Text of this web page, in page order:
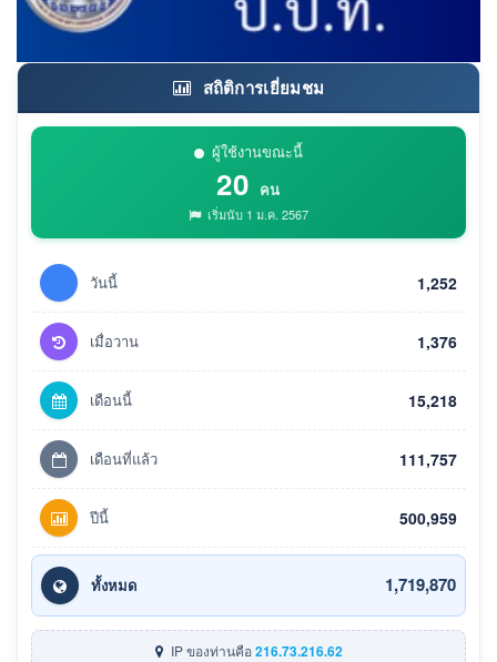
สถิติการเยี่ยมชม
ผู้ใช้งานขณะนี้
20 คน
เริ่มนับ 1 ม.ค. 2567
วันนี้ 1,252
เมื่อวาน 1,376
เดือนนี้ 15,218
เดือนที่แล้ว 111,757
ปีนี้ 500,959
ทั้งหมด 1,719,870
IP ของท่านคือ216.73.216.62